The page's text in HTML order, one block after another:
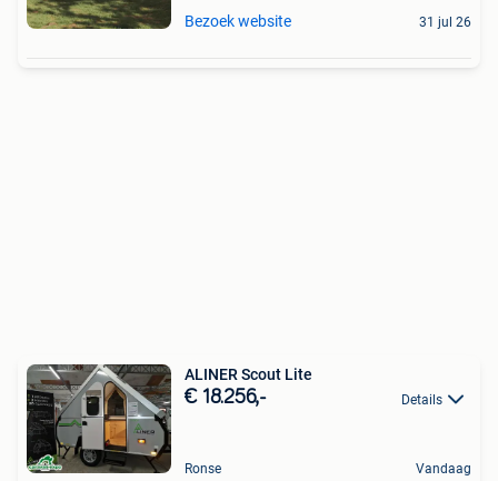
Bezoek website 31 jul 26
ALINER Scout Lite
€ 18.256,- Details
Ronse Vandaag